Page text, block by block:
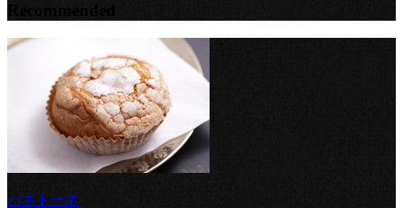
Recommended
パネトーネ